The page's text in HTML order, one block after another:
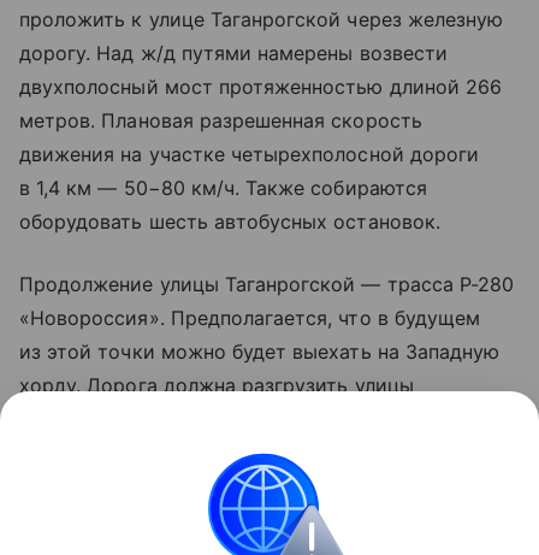
проложить к улице Таганрогской через железную
дорогу. Над ж/д путями намерены возвести
двухполосный мост протяженностью длиной 266
метров. Плановая разрешенная скорость
движения на участке четырехполосной дороги
в 1,4 км — 50−80 км/ч. Также собираются
оборудовать шесть автобусных остановок.
Продолжение улицы Таганрогской — трасса Р-280
«Новороссия». Предполагается, что в будущем
из этой точки можно будет выехать на Западную
хорду. Дорога должна разгрузить улицы
маршрут из центра донской столицы на Военвед
Подпишись на нас в MAX и Telegram.